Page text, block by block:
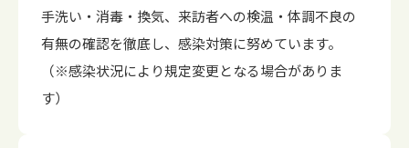
手洗い・消毒・換気、来訪者への検温・体調不良の
有無の確認を徹底し、感染対策に努めています。
（※感染状況により規定変更となる場合がありま
す）